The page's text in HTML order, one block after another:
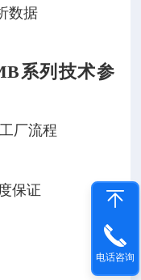
数据
系列技术参
流程
保证
电话咨询